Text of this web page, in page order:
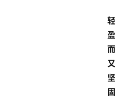
轻
盈
而
又
坚
固